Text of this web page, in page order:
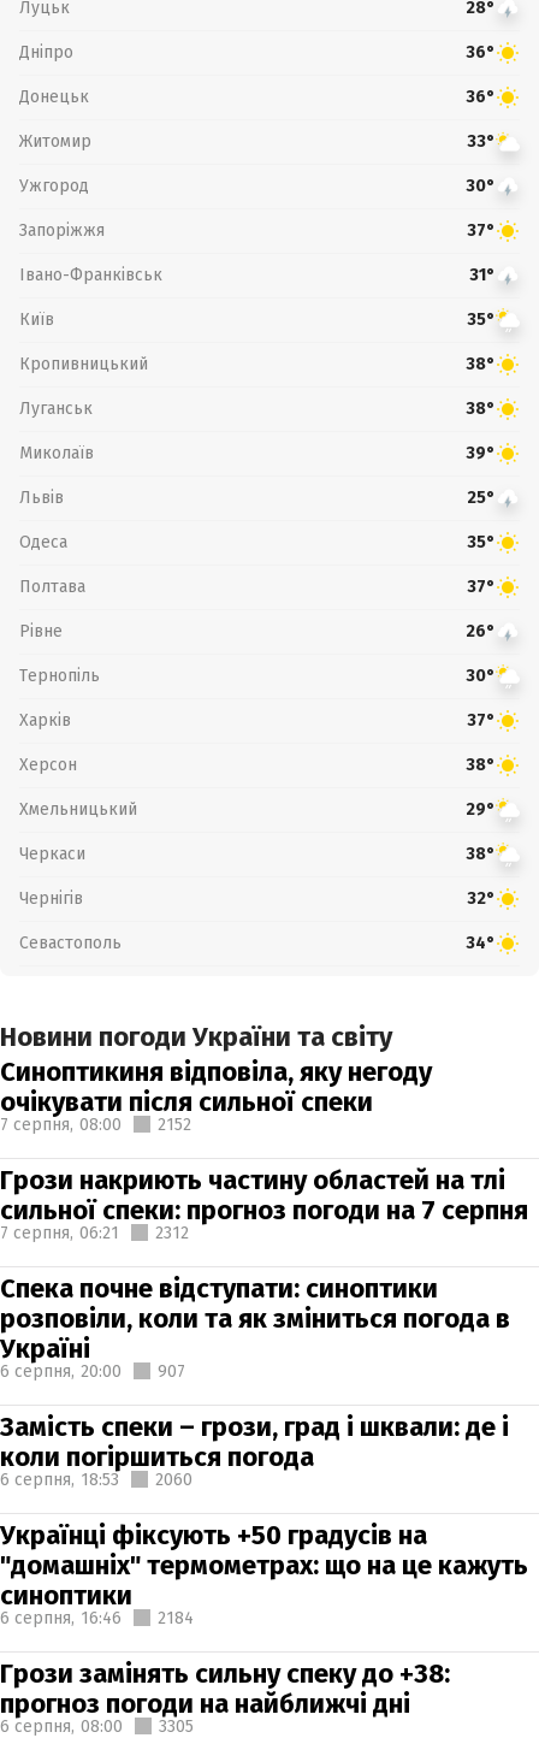
Луцьк 28°
Дніпро 36°
Донецьк 36°
Житомир 33°
Ужгород 30°
Запоріжжя 37°
Івано-Франківськ 31°
Київ 35°
Кропивницький 38°
Луганськ 38°
Миколаїв 39°
Львів 25°
Одеса 35°
Полтава 37°
Рівне 26°
Тернопіль 30°
Харків 37°
Херсон 38°
Хмельницький 29°
Черкаси 38°
Чернігів 32°
Севастополь 34°
Новини погоди України та світу
Синоптикиня відповіла, яку негоду
очікувати після сильної спеки
7 серпня, 08:00 2152
Грози накриють частину областей на тлі
сильної спеки: прогноз погоди на 7 серпня
7 серпня, 06:21 2312
Спека почне відступати: синоптики
розповіли, коли та як зміниться погода в
Україні
6 серпня, 20:00 907
Замість спеки – грози, град і шквали: де і
коли погіршиться погода
6 серпня, 18:53 2060
Українці фіксують +50 градусів на
"домашніх" термометрах: що на це кажуть
синоптики
6 серпня, 16:46 2184
Грози замінять сильну спеку до +38:
прогноз погоди на найближчі дні
6 серпня, 08:00 3305